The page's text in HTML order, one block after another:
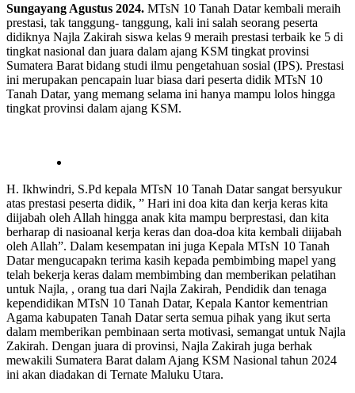
Sungayang Agustus 2024. MTsN 10 Tanah Datar kembali meraih
prestasi, tak tanggung- tanggung, kali ini salah seorang peserta
didiknya Najla Zakirah siswa kelas 9 meraih prestasi terbaik ke 5 di
tingkat nasional dan juara dalam ajang KSM tingkat provinsi
Sumatera Barat bidang studi ilmu pengetahuan sosial (IPS). Prestasi
ini merupakan pencapain luar biasa dari peserta didik MTsN 10
Tanah Datar, yang memang selama ini hanya mampu lolos hingga
tingkat provinsi dalam ajang KSM.
H. Ikhwindri, S.Pd kepala MTsN 10 Tanah Datar sangat bersyukur
atas prestasi peserta didik, ” Hari ini doa kita dan kerja keras kita
diijabah oleh Allah hingga anak kita mampu berprestasi, dan kita
berharap di nasioanal kerja keras dan doa-doa kita kembali diijabah
oleh Allah”. Dalam kesempatan ini juga Kepala MTsN 10 Tanah
Datar mengucapakn terima kasih kepada pembimbing mapel yang
telah bekerja keras dalam membimbing dan memberikan pelatihan
untuk Najla, , orang tua dari Najla Zakirah, Pendidik dan tenaga
kependidikan MTsN 10 Tanah Datar, Kepala Kantor kementrian
Agama kabupaten Tanah Datar serta semua pihak yang ikut serta
dalam memberikan pembinaan serta motivasi, semangat untuk Najla
Zakirah. Dengan juara di provinsi, Najla Zakirah juga berhak
mewakili Sumatera Barat dalam Ajang KSM Nasional tahun 2024
ini akan diadakan di Ternate Maluku Utara.